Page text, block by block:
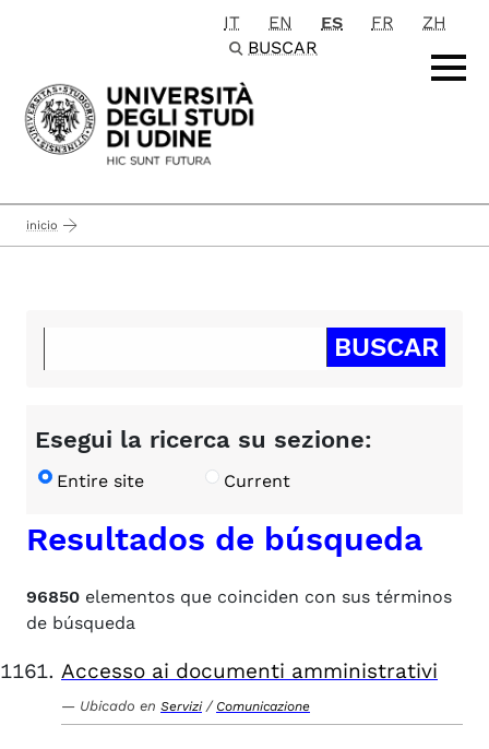
Passa al contenuto principale
IT EN ES FR
ZH
BUSCAR
inicio
Esegui la ricerca su sezione:
Entire site Current
Resultados de búsqueda
96850 elementos que coinciden con sus términos
de búsqueda
Accesso ai documenti amministrativi
Ubicado en Servizi / Comunicazione